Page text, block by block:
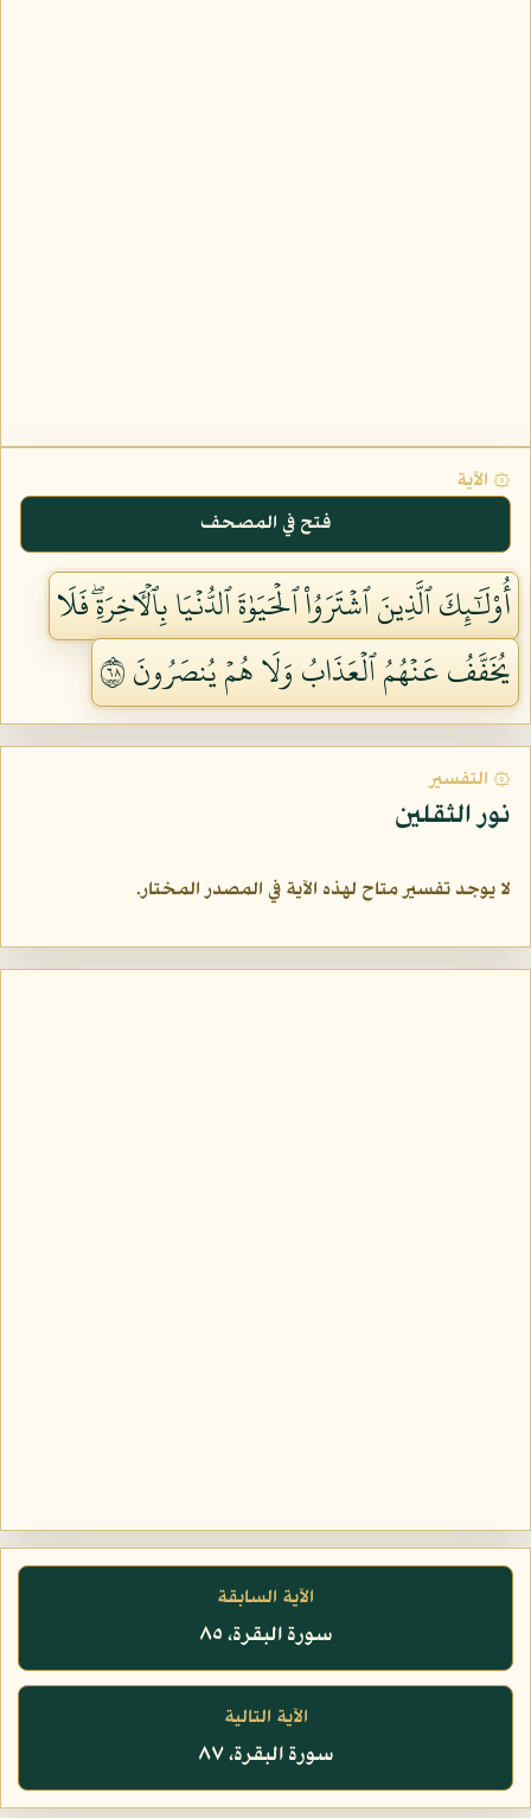
۞ الآية
فتح في المصحف
أُوْلَٰٓئِكَ ٱلَّذِينَ ٱشۡتَرَوُاْ ٱلۡحَيَوٰةَ ٱلدُّنۡيَا بِٱلۡأٓخِرَةِۖ فَلَا
يُخَفَّفُ عَنۡهُمُ ٱلۡعَذَابُ وَلَا هُمۡ يُنصَرُونَ ٨٦
۞ التفسير
نور الثقلين
لا يوجد تفسير متاح لهذه الآية في المصدر المختار.
الآية السابقة
سورة البقرة، ٨٥
الآية التالية
سورة البقرة، ٨٧